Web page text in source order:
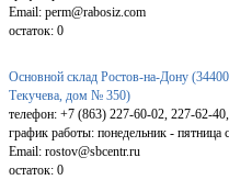
Email: perm@rabosiz.com
остаток: 0
Основной склад Ростов-на-Дону
Текучева, дом № 350)
телефон: +7 (863) 227-60-02, 227-62-
график работы: понедельник - пятница
Email: rostov@sbcentr.ru
остаток: 0